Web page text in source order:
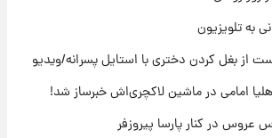
+جدول
قیمت محصولات ایران‌خودرو و سایپا امروز شنبه
به تلویزیون
از بغل کردن دختری با استایل پسرانه/ویدیو
امامی در ماشین لاکچری‌اش خبرساز شد!
عروس در کنار پارسا پیروزفر